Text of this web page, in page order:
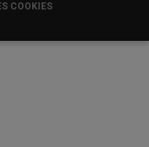
COOKIES